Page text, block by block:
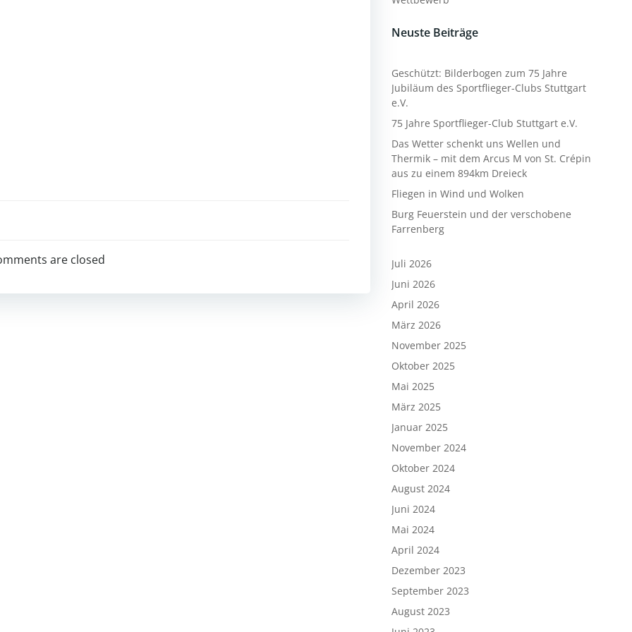
are closed
Neuste Beiträge
Geschützt: Bilderbogen zum 75 Jahre
Jubiläum des Sportflieger-Clubs Stuttgart
e.V.
75 Jahre Sportflieger-Club Stuttgart e.V.
Das Wetter schenkt uns Wellen und
Thermik – mit dem Arcus M von St. Crépin
aus zu einem 894km Dreieck
Fliegen in Wind und Wolken
Burg Feuerstein und der verschobene
Farrenberg
Juli 2026
Juni 2026
April 2026
März 2026
November 2025
Oktober 2025
Mai 2025
März 2025
Januar 2025
November 2024
Oktober 2024
August 2024
Juni 2024
Mai 2024
April 2024
Dezember 2023
September 2023
August 2023